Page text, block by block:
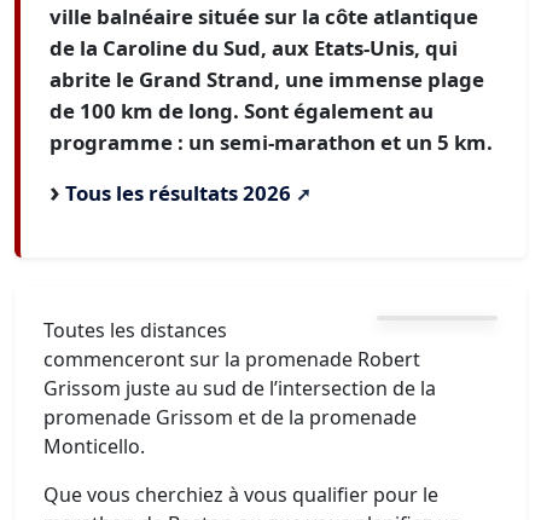
ville balnéaire située sur la côte atlantique
de la Caroline du Sud, aux Etats-Unis, qui
abrite le Grand Strand, une immense plage
de 100 km de long. Sont également au
programme : un semi-marathon et un 5 km.
Tous les résultats 2026
Toutes les distances
commenceront sur la promenade Robert
Grissom juste au sud de l’intersection de la
promenade Grissom et de la promenade
Monticello.
Que vous cherchiez à vous qualifier pour le